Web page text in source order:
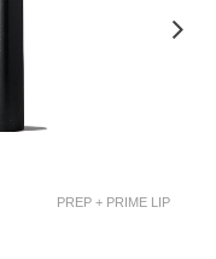
PREP + PRIME LIP